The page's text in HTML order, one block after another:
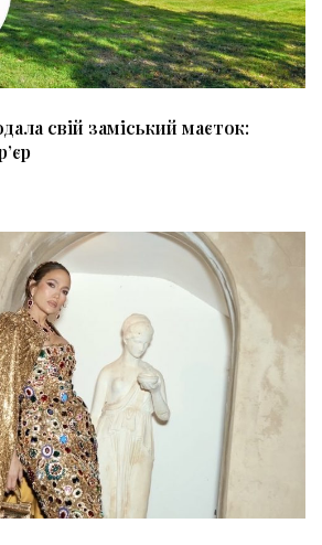
свій заміський маєток: